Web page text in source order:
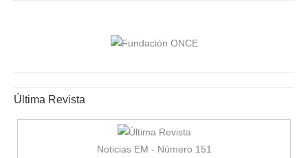
Última Revista
Noticias EM - Número 151